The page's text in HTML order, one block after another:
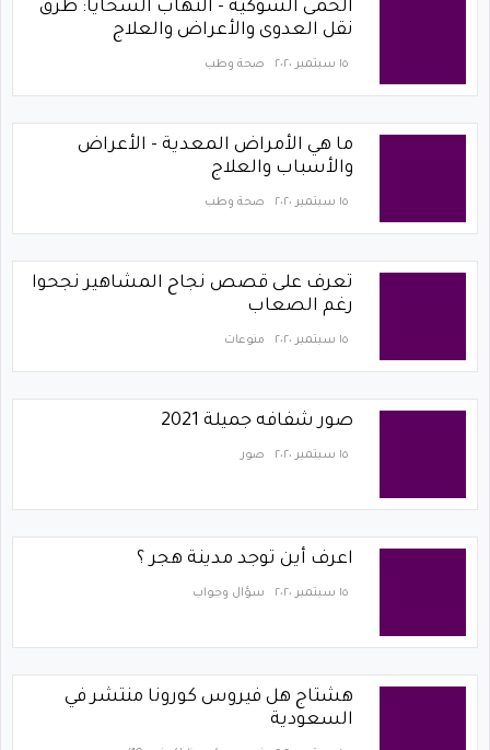
الحمى الشوكية - التهاب السحايا: طرق
نقل العدوى والأعراض والعلاج
١٥ سبتمبر ٢٠٢٠ صحة وطب
ما هي الأمراض المعدية - الأعراض
والأسباب والعلاج
١٥ سبتمبر ٢٠٢٠ صحة وطب
تعرف على قصص نجاح المشاهير نجحوا
رغم الصعاب
١٥ سبتمبر ٢٠٢٠ منوعات
صور شفافه جميلة 2021
١٥ سبتمبر ٢٠٢٠ صور
اعرف أين توجد مدينة هجر ؟
١٥ سبتمبر ٢٠٢٠ سؤال وجواب
هشتاج هل فيروس كورونا منتشر في
السعودية